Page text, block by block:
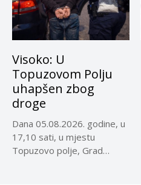
Visoko: U
Topuzovom Polju
uhapšen zbog
droge
Dana 05.08.2026. godine, u
17,10 sati, u mjestu
Topuzovo polje, Grad